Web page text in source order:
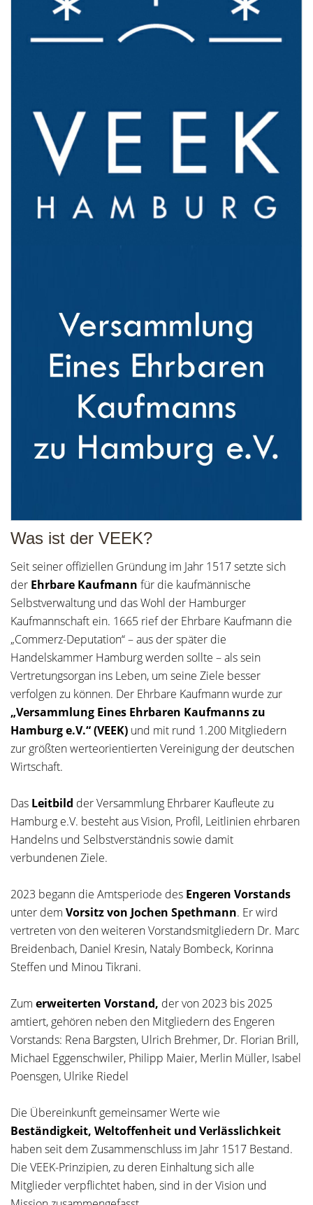
Was ist der VEEK?
Seit seiner offiziellen Gründung im Jahr 1517 setzte sich
der Ehrbare Kaufmann für die kaufmännische
Selbstverwaltung und das Wohl der Hamburger
Kaufmannschaft ein. 1665 rief der Ehrbare Kaufmann die
„Commerz-Deputation“ – aus der später die
Handelskammer Hamburg werden sollte – als sein
Vertretungsorgan ins Leben, um seine Ziele besser
verfolgen zu können. Der Ehrbare Kaufmann wurde zur
„Versammlung Eines Ehrbaren Kaufmanns zu
Hamburg e.V.“ (VEEK) und mit rund 1.200 Mitgliedern
zur größten werteorientierten Vereinigung der deutschen
Wirtschaft.
Das Leitbild der Versammlung Ehrbarer Kaufleute zu
Hamburg e.V. besteht aus Vision, Profil, Leitlinien ehrbaren
Handelns und Selbstverständnis sowie damit
verbundenen Ziele.
2023 begann die Amtsperiode des Engeren Vorstands
unter dem Vorsitz von Jochen Spethmann. Er wird
vertreten von den weiteren Vorstandsmitgliedern Dr. Marc
Breidenbach, Daniel Kresin, Nataly Bombeck, Korinna
Steffen und Minou Tikrani.
Zum erweiterten Vorstand, der von 2023 bis 2025
amtiert, gehören neben den Mitgliedern des Engeren
Vorstands: Rena Bargsten, Ulrich Brehmer, Dr. Florian Brill,
Michael Eggenschwiler, Philipp Maier, Merlin Müller, Isabel
Poensgen, Ulrike Riedel
Die Übereinkunft gemeinsamer Werte wie
Beständigkeit, Weltoffenheit und Verlässlichkeit
haben seit dem Zusammenschluss im Jahr 1517 Bestand.
Die VEEK-Prinzipien, zu deren Einhaltung sich alle
Mitglieder verpflichtet haben, sind in der Vision und